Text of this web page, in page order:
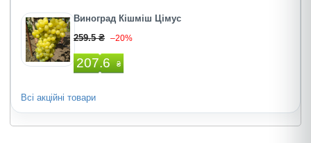
Виноград Кішміш Цімус
259.5 ₴ –20%
207.6 ₴
Всі акційні товари